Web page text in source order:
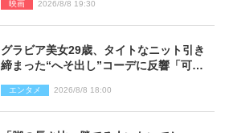
映画 2026/8/8 19:30
グラビア美女29歳、タイトなニット引き
締まった“へそ出し”コーデに反響「可愛
エンタメ 2026/8/8 18:00